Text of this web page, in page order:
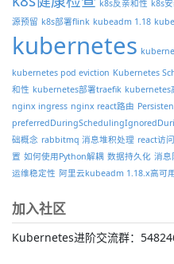
k8s反亲和性 k8s
源预留 k8s部署flink kubeadm 1.18
kubernetes
kubernetes pod eviction Kubernetes
和性 kubernetes部署traefik kubernetes
nginx ingress nginx react路由
础概念 rabbitmq 消息堆积处理 react访
置 如何使用Python解耦 数据持久化 消息
运维稳定性 阿里云kubeadm 1.18.x高可
加入社区
Kubernetes进阶交流群：